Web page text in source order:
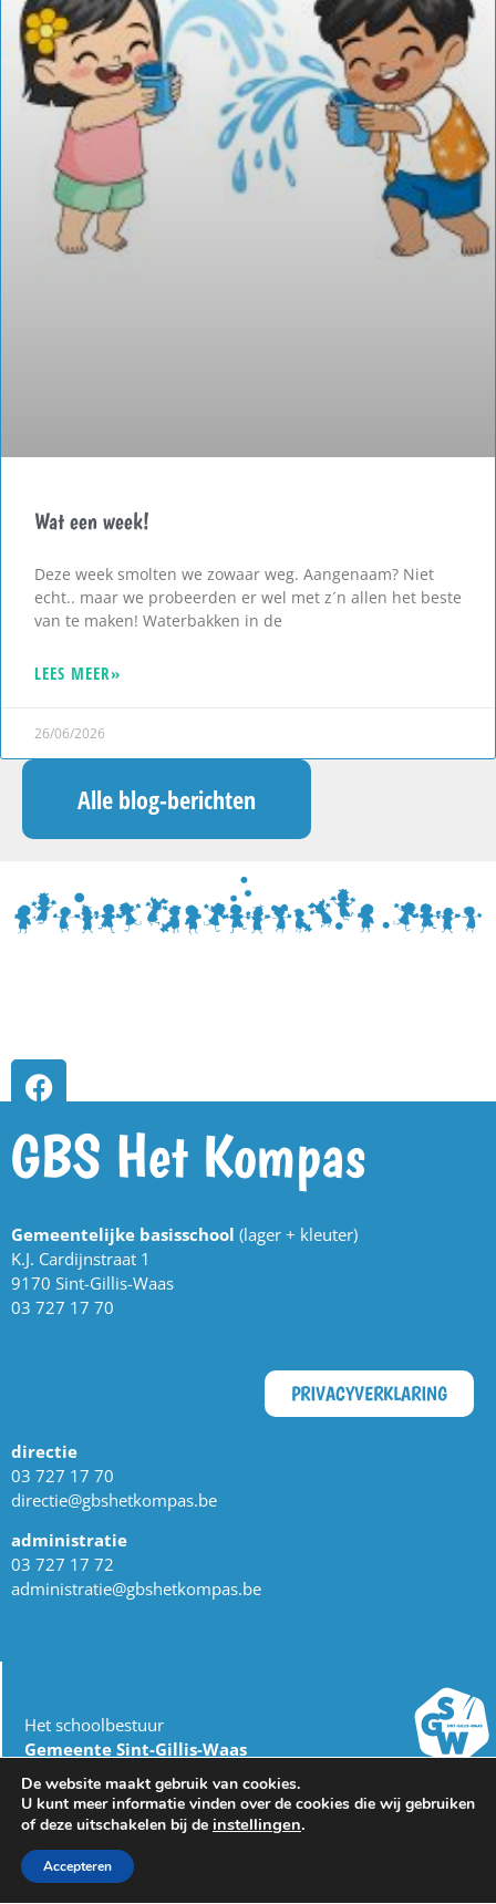
Wat een week!
Deze week smolten we zowaar weg. Aangenaam? Niet
echt.. maar we probeerden er wel met z´n allen het beste
van te maken! Waterbakken in de
LEES MEER»
26/06/2026
Alle blog-berichten
GBS Het Kompas
Gemeentelijke basisschool (lager + kleuter)
K.J. Cardijnstraat 1
9170 Sint-Gillis-Waas
03 727 17 70
PRIVACYVERKLARING
directie
03 727 17 70
directie@gbshetkompas.be
administratie
03 727 17 72
administratie@gbshetkompas.be
Het schoolbestuur
Gemeente Sint-Gillis-Waas
dienst Onderwijs
Burgemeester Omer De Meyplein 1
9170 Sint-Gillis-Waas
03 727 17 00
onderwijs@sint-gillis-waas.be
De website maakt gebruik van cookies.
U kunt meer informatie vinden over de cookies die wij gebruiken
of deze uitschakelen bij de instellingen.
Accepteren